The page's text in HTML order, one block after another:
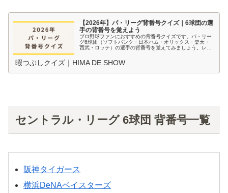
【2026年】パ・リーグ背番号クイズ｜6球団の選
手の背番号を覚えよう
プロ野球ファンにおすすめの背番号クイズです。パ・リー
グ6球団（ソフトバンク・日本ハム・オリックス・楽天・
西武・ロッテ）の選手の背番号を覚えてみましょう。レベ
暇つぶしクイズ｜HIMA DE SHOW
セントラル・リーグ 6球団 背番号一覧
阪神タイガース
横浜DeNAベイスターズ